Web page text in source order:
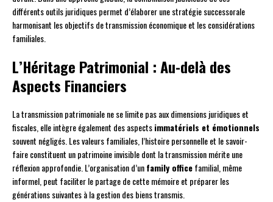
différents outils juridiques permet d’élaborer une stratégie successorale
harmonisant les objectifs de transmission économique et les considérations
familiales.
L’Héritage Patrimonial : Au-delà des
Aspects Financiers
La transmission patrimoniale ne se limite pas aux dimensions juridiques et
fiscales, elle intègre également des aspectsimmatériels et émotionnels
souvent négligés. Les valeurs familiales, l’histoire personnelle et le savoir-
faire constituent un patrimoine invisible dont la transmission mérite une
réflexion approfondie. L’organisation d’unfamily officefamilial, même
informel, peut faciliter le partage de cette mémoire et préparer les
générations suivantes à la gestion des biens transmis.